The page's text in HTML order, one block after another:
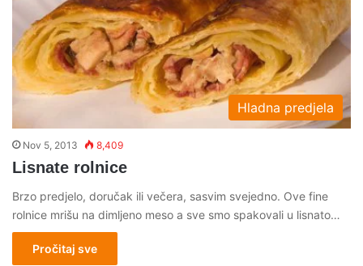
Hladna predjela
Nov 5, 2013 8,409
Lisnate rolnice
Brzo predjelo, doručak ili večera, sasvim svejedno. Ove fine
rolnice mrišu na dimljeno meso a sve smo spakovali u lisnato…
Pročitaj sve